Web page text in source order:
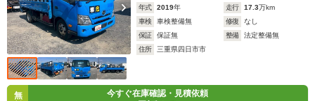
年式 2019年 走行 17.3万km
車検
車検整備無 修復
なし
保証
保証無 整備
法定整備無
住所
三重県四日市市
無
今すぐ在庫確認・見積依頼